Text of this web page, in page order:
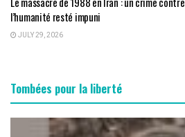
l’humanité resté impuni
JULY 29, 2026
Tombées pour la liberté